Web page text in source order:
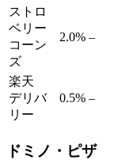
ストロ
ベリー
コーン
ズ
2.0% –
楽天
デリバ
リー
0.5% –
ドミノ・ピザ